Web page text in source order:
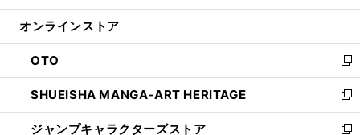
開
ン
ウ
で
開
く
ウ
ン
ド
ウ
で
開
く
オンラインストア
OTO
新
し
い
ウ
ィ
SHUEISHA MANGA-ART HERITAGE
新
し
い
ジャンプキャラクターズストア